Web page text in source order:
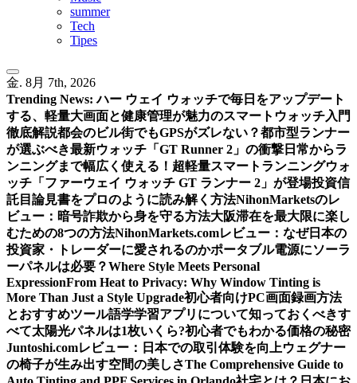
summer
Tech
Tipes
金. 8月 7th, 2026
Trending News: ハー ウェイ ウォッチで毎日をアップデート
する、軽量大画面と健康管理が魅力のスマートウォッチ入門
徹底解説都会のビル街でもGPSがズレない？都市型ランナー
が選ぶべき最新ウォッチ「GT Runner 2」の衝撃 日常からラ
ンニングまで幅広く使える！超軽量スマートランニングウォ
ッチ「ファーウェイ ウォッチ GT ランナー 2」が登場投資信
託目論見書をプロのように読み解く方法NihonMarketsのレ
ビュー：暗号詐欺から身を守る方法大阪滞在を最大限に楽し
むための8つの方法NihonMarkets.comレビュー：なぜ日本の
投資家・トレーダーに愛されるのかポータブル電源にソーラ
ーパネルは必要？Where Style Meets Personal
ExpressionFrom Heat to Privacy: Why Window Tinting is
More Than Just a Style Upgrade初心者向けPC画面録画方法
とおすすめツール語学学習アプリについて知っておくべきす
べて太陽光パネルは1枚いくら?初心者でもわかる価格の秘密
Juntoshi.comレビュー：日本での取引体験を向上ウェグナー
の椅子が生み出す空間の美しさThe Comprehensive Guide to